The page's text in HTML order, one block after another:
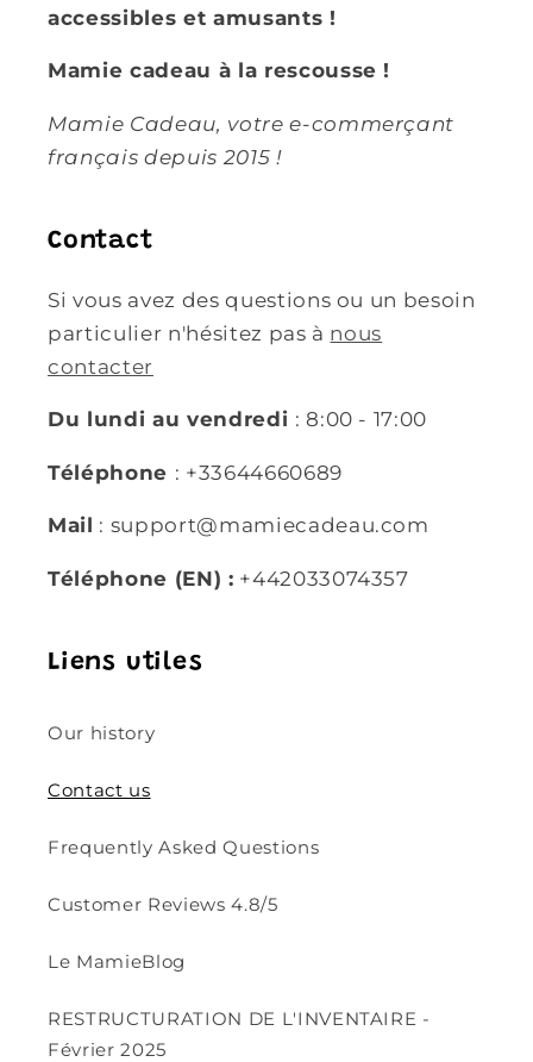
accessibles et amusants !
Mamie cadeau à la rescousse !
Mamie Cadeau, votre e-commerçant
français depuis 2015 !
Contact
Si vous avez des questions ou un besoin
particulier n'hésitez pas à nous
contacter
Du lundi au vendredi : 8:00 - 17:00
Téléphone : +33644660689
Mail : support@mamiecadeau.com
Téléphone (EN) : +442033074357
Liens utiles
Our history
Contact us
Frequently Asked Questions
Customer Reviews 4.8/5
Le MamieBlog
RESTRUCTURATION DE L'INVENTAIRE -
Février 2025